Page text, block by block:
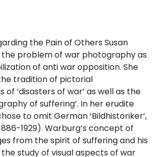
the Pain of Others Susan
problem of war photography as
of anti war opposition. She
tradition of pictorial
‘disasters of war’ as well as the
of suffering’. In her erudite
to omit German ‘Bildhistoriker’,
1929). Warburg’s concept of
from the spirit of suffering and his
study of visual aspects of war